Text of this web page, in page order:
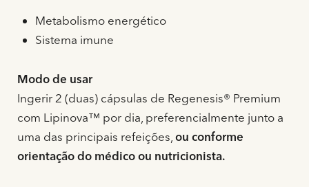
Metabolismo energético
Sistema imune
Modo de usar
Ingerir 2 (duas) cápsulas de Regenesis® Premium
com Lipinova™ por dia, preferencialmente junto a
uma das principais refeições,ou conforme
orientação do médico ou nutricionista.